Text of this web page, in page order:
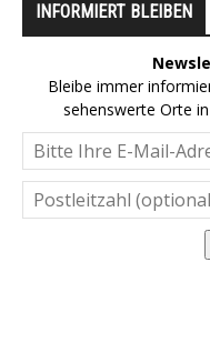
INFORMIERT BLEIBEN
Bleibe immer
sehenswerte Orte